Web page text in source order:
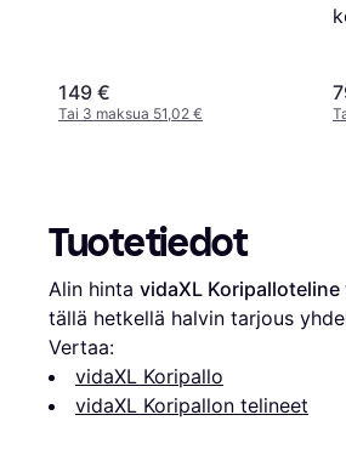
149 €
Tai 3 maksua 51,02 €
Tuotetiedot
Alin hinta vidaXL
tällä hetkellä halvin tarjous
Vertaa:
vidaXL Koripallo
vidaXL Koripallon telineet